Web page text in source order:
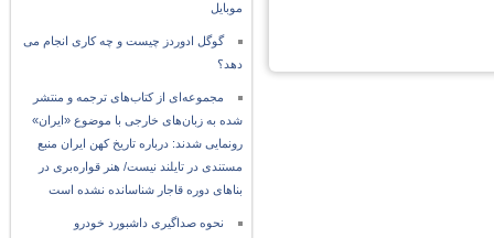
موبایل
گوگل ادوردز چیست و چه کاری انجام می
دهد؟
مجموعه‌ای از کتاب‌های ترجمه و منتشر
شده به زبان‌های خارجی با موضوع «ایران»
رونمایی شدند: درباره تاریخ کهن ایران منبع
مستندی در تایلند نیست/ هنر قواره‌بری در
بناهای دوره قاجار شناسانده نشده است
نحوه صداگیری داشبورد خودرو